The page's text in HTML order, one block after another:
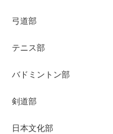
弓道部
テニス部
バドミントン部
剣道部
日本文化部